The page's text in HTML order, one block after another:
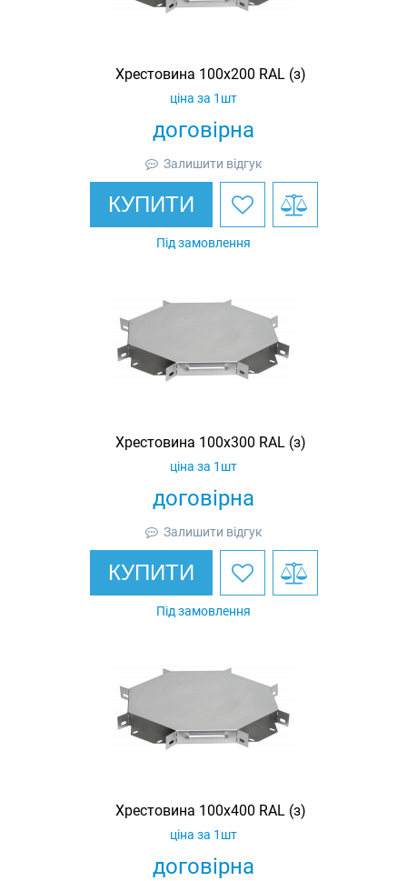
Хрестовина 100х200 RAL (з)
договірна
ціна за 1шт
Залишити відгук
КУПИТИ
Під замовлення
Хрестовина 100х300 RAL (з)
договірна
ціна за 1шт
Залишити відгук
КУПИТИ
Під замовлення
Хрестовина 100х400 RAL (з)
договірна
ціна за 1шт